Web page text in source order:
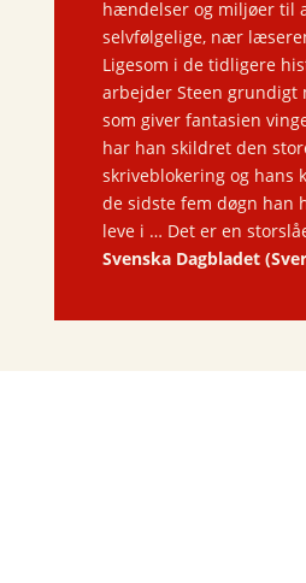
hændelser og miljøer til
selvfølgelige, nær
Ligesom i de tidligere
arbejder Steen grundigt
som giver fantasien
har han skildret den
skriveblokering og hans
de sidste fem døgn han
leve i … Det er en
Svenska Dagbladet